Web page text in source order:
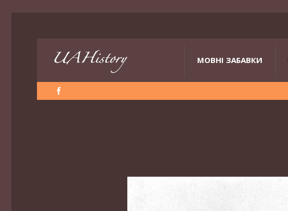
МОВНІ ЗАБАВКИ